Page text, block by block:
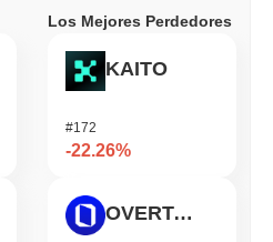
Los Mejores Perdedores
KAITO
#172
-22.26%
OVERTAKE